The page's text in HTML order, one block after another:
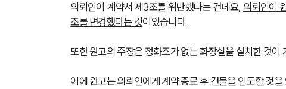
의뢰인이 계약서 제3조를 위반했다는 건데요, 의뢰인이
조를 변경했다는 것이었습니다.
또한 원고의 주장은 정화조가 없는 화장실을 설치한 것이
이에 원고는 의뢰인에게 계약 종료 후 건물을 인도할 것